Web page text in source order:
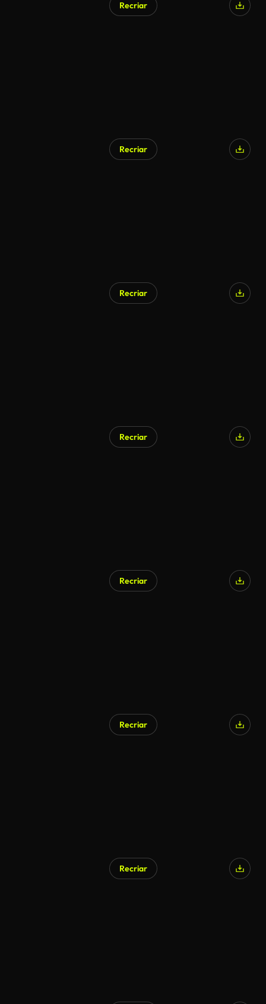
Recriar
Recriar
Recriar
Recriar
Recriar
Recriar
Recriar